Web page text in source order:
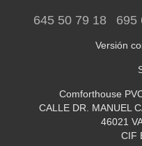
645 50 79 18 695
Versión
Comforthouse
CALLE DR. MANUEL
46021
CIF